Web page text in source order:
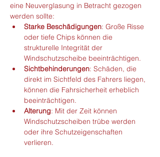
eine Neuverglasung in Betracht gezogen
werden sollte:
Starke Beschädigungen: Große Risse
oder tiefe Chips können die
strukturelle Integrität der
Windschutzscheibe beeinträchtigen.
Sichtbehinderungen: Schäden, die
direkt im Sichtfeld des Fahrers liegen,
können die Fahrsicherheit erheblich
beeinträchtigen.
Alterung: Mit der Zeit können
Windschutzscheiben trübe werden
oder ihre Schutzeigenschaften
verlieren.